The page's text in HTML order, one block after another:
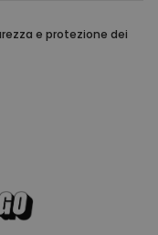
e protezione dei